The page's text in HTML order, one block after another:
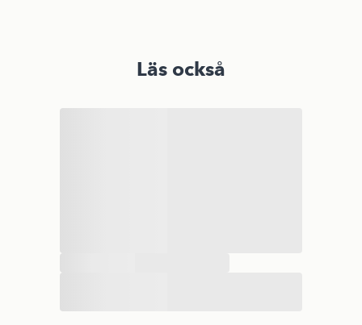
Läs också